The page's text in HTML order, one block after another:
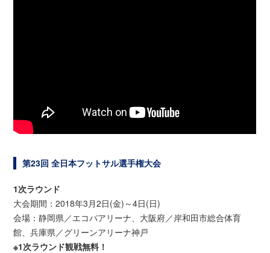
第23回 全日本フットサル選手権大会
1次ラウンド
大会期間：2018年3月2日(金)～4日(日)
会場：静岡県／エコパアリーナ、大阪府／岸和田市総合体育
館、兵庫県／グリーンアリーナ神戸
※1次ラウンド観戦無料！